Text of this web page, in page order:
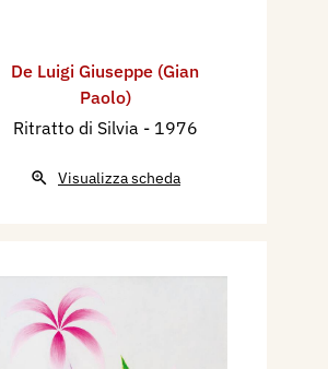
De Luigi Giuseppe (Gian
Paolo)
Ritratto di Silvia - 1976
Visualizza scheda